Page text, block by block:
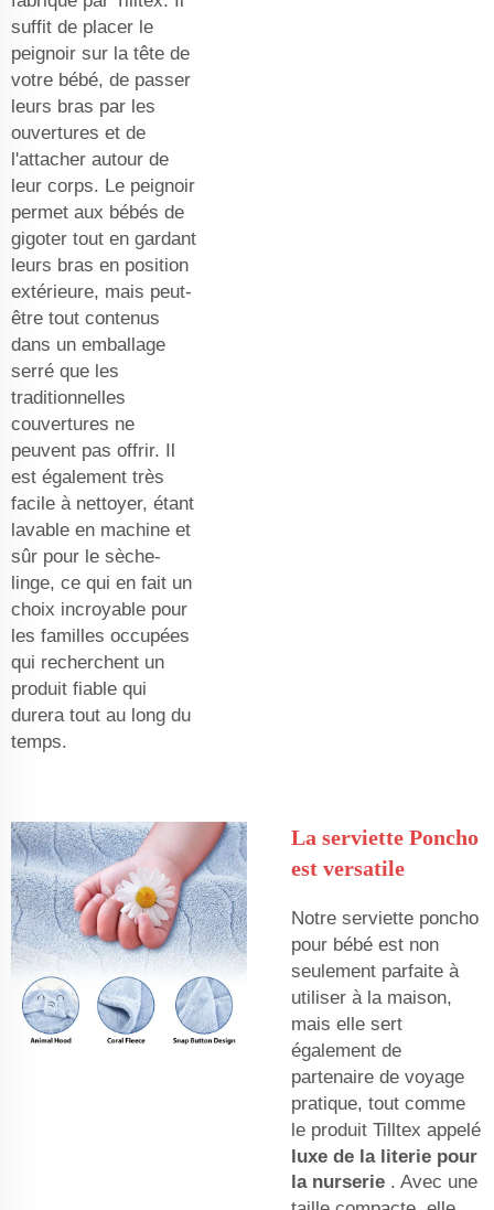
suffit de placer le
peignoir sur la tête de
votre bébé, de passer
leurs bras par les
ouvertures et de
l'attacher autour de
leur corps. Le peignoir
permet aux bébés de
gigoter tout en gardant
leurs bras en position
extérieure, mais peut-
être tout contenus
dans un emballage
serré que les
traditionnelles
couvertures ne
peuvent pas offrir. Il
est également très
facile à nettoyer, étant
lavable en machine et
sûr pour le sèche-
linge, ce qui en fait un
choix incroyable pour
les familles occupées
qui recherchent un
produit fiable qui
durera tout au long du
temps.
La serviette Poncho
est versatile
Notre serviette poncho
pour bébé est non
seulement parfaite à
utiliser à la maison,
mais elle sert
également de
partenaire de voyage
pratique, tout comme
le produit Tilltex appelé
luxe de la literie pour
la nurserie . Avec une